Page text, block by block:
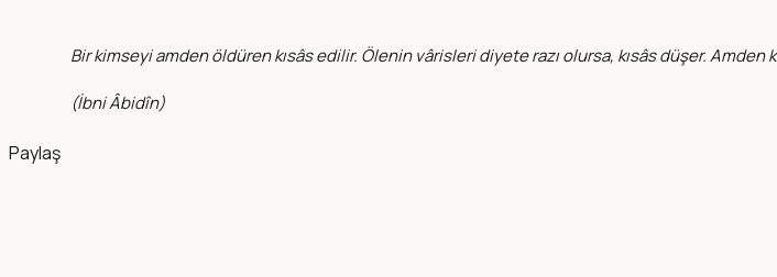
Bir kimseyi amden öldüren kısâs edilir. Ölenin vârisleri diyete razı olursa, kısâs düşer.
(İbni Âbidîn)
Paylaş